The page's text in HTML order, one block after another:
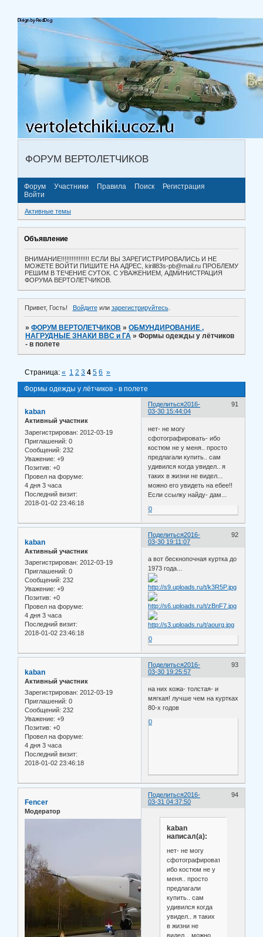
ФОРУМ ВЕРТОЛЕТЧИКОВ
Форум Участники Правила Поиск
Регистрация
Войти
Активные темы
Объявление
ВНИМАНИЕ!!!!!!!!!!!!!!!! ЕСЛИ ВЫ ЗАРЕГИСТРИРОВАЛИСЬ И НЕ
МОЖЕТЕ ВОЙТИ ПИШИТЕ НА АДРЕС, kirill83s-pb@mail.ru ПРОБЛЕМУ
РЕШИМ В ТЕЧЕНИЕ СУТОК. С УВАЖЕНИЕМ, АДМИНИСТРАЦИЯ
ФОРУМА ВЕРТОЛЕТЧИКОВ.
Привет, Гость! Войдитеили зарегистрируйтесь.
»ФОРУМ ВЕРТОЛЕТЧИКОВ »ОБМУНДИРОВАНИЕ ,
НАГРУДНЫЕ ЗНАКИ ВВС и ГА »Формы одежды у лётчиков
- в полете
Формы одежды у лётчиков - в полете
Страница:« 1 2 3 4 5 6 »
Поделиться 91
2016-
03-30 15:44:04
kaban
Активный участник
Зарегистрирован: 2012-03-19
Приглашений: 0
Сообщений: 232
Уважение: +9
Позитив: +0
Провел на форуме:
4 дня 3 часа
Последний визит:
2018-01-02 23:46:18
нет- не могу
сфотографировать- ибо
костюм не у меня.. просто
предлагали купить.. сам
удивился когда увидел.. я
таких в жизни не видел...
можно его увидеть на ебее!!
Если ссылку найду- дам...
0
Поделиться 92
2016-
03-30 19:11:07
kaban
Активный участник
Зарегистрирован: 2012-03-19
Приглашений: 0
Сообщений: 232
Уважение: +9
Позитив: +0
Провел на форуме:
4 дня 3 часа
Последний визит:
2018-01-02 23:46:18
а вот бескнопочная куртка до
1973 года...
0
Поделиться 93
2016-
03-30 19:25:57
kaban
Активный участник
Зарегистрирован: 2012-03-19
Приглашений: 0
Сообщений: 232
Уважение: +9
Позитив: +0
Провел на форуме:
4 дня 3 часа
Последний визит:
2018-01-02 23:46:18
на них кожа- толстая- и
мягкая! лучше чем на куртках
80-х годов
0
Поделиться 94
2016-
03-31 04:37:50
Fencer
Модератор
kaban
написал(а):
нет- не могу
сфотографировать-
ибо костюм не у
меня.. просто
предлагали
купить.. сам
удивился когда
увидел.. я таких
в жизни не
видел... можно